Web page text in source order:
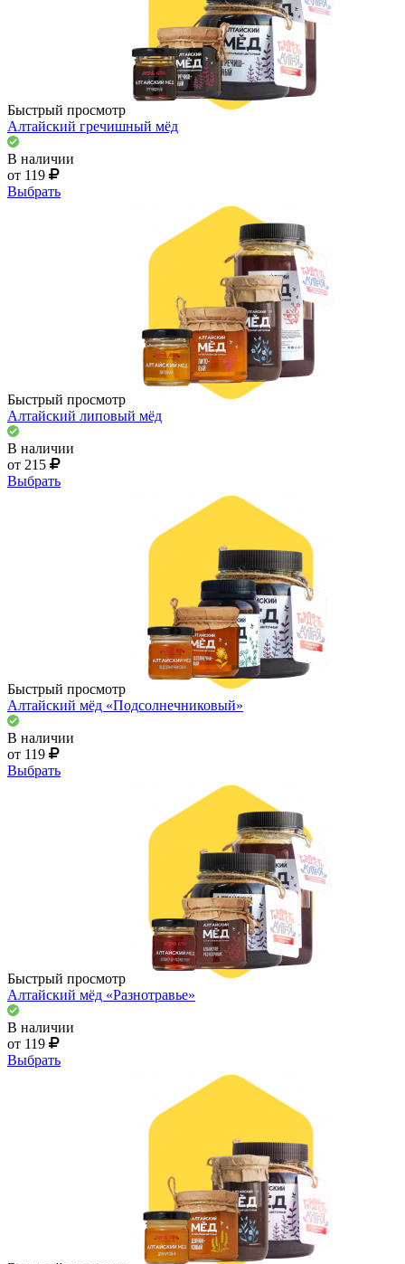
Быстрый просмотр
Алтайский гречишный мёд
В наличии
от 119
Выбрать
Быстрый просмотр
Алтайский липовый мёд
В наличии
от 215
Выбрать
Быстрый просмотр
Алтайский мёд «Подсолнечниковый»
В наличии
от 119
Выбрать
Быстрый просмотр
Алтайский мёд «Разнотравье»
В наличии
от 119
Выбрать